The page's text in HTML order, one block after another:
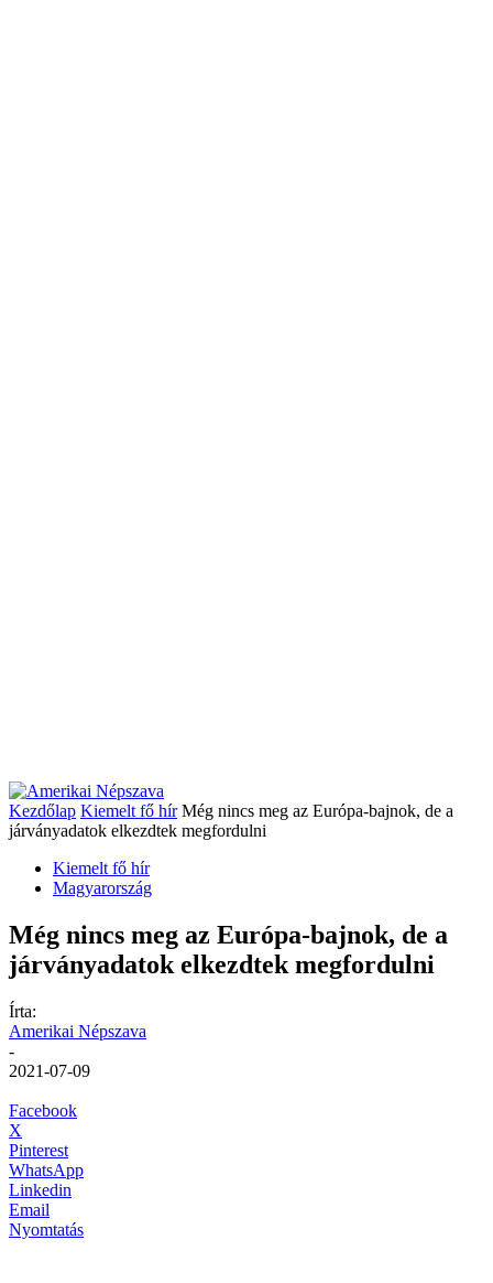
Kezdőlap Kiemelt fő hír Még nincs meg az Európa-bajnok, de a
járványadatok elkezdtek megfordulni
Kiemelt fő hír
Magyarország
Még nincs meg az Európa-bajnok, de a
járványadatok elkezdtek megfordulni
Írta:
Amerikai Népszava
-
2021-07-09
Facebook
X
Pinterest
WhatsApp
Linkedin
Email
Nyomtatás